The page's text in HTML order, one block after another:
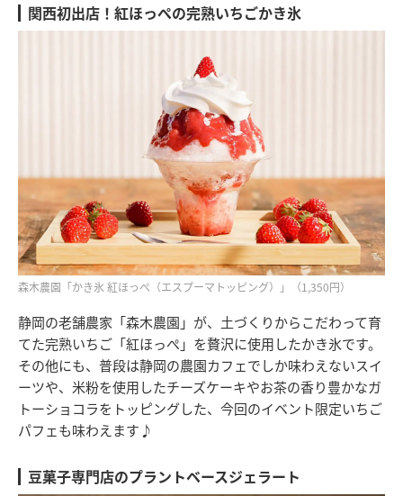
関西初出店！紅ほっぺの完熟いちごかき氷
森木農園「かき氷 紅ほっぺ（エスプーマトッピング）」（1,350円）
静岡の老舗農家「森木農園」が、土づくりからこだわって育
てた完熟いちご「紅ほっぺ」を贅沢に使用したかき氷です。
その他にも、普段は静岡の農園カフェでしか味わえないスイ
ーツや、米粉を使用したチーズケーキやお茶の香り豊かなガ
トーショコラをトッピングした、今回のイベント限定いちご
パフェも味わえます♪
豆菓子専門店のプラントベースジェラート